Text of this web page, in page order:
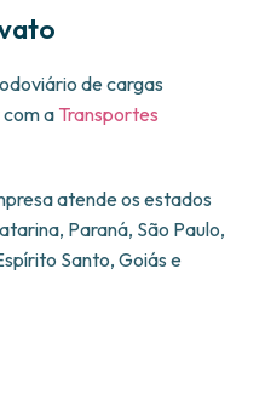
de cargas
aTransportes
atende os estados
Paraná, São Paulo,
Santo, Goiás e